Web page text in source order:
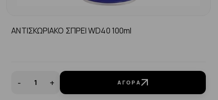
ΑΝΤΙΣΚΩΡΙΑΚΟ ΣΠΡΕΙ WD40 100ml
- + ΑΓΟΡΆ